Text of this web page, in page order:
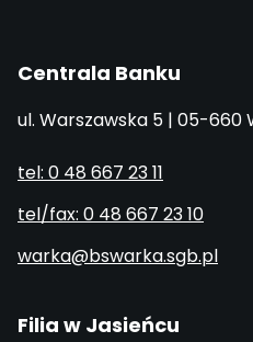
Centrala Banku
ul. Warszawska 5 | 05-660
tel: 0 48 667 23 11
tel/fax: 0 48 667 23 10
warka@bswarka.sgb.pl
Filia w Jasieńcu